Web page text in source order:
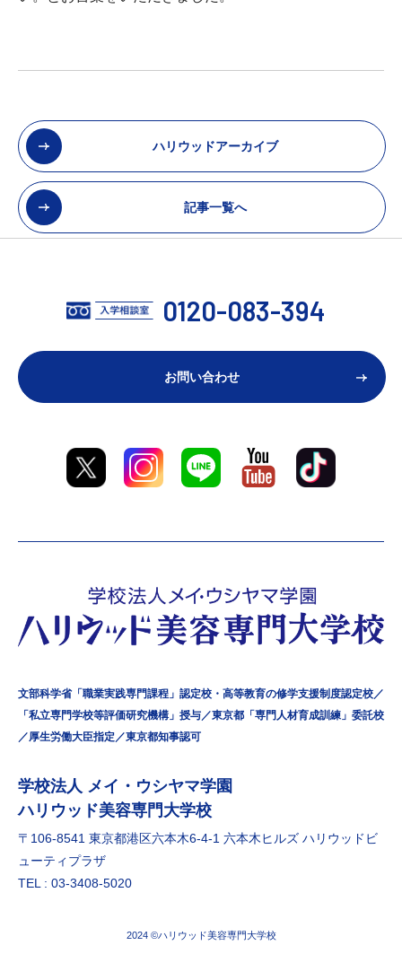
ハリウッドアーカイブ
記事一覧へ
文部科学省「職業実践専門課程」認定校・高等教育の修学支援制度認定校／
「私立専門学校等評価研究機構」授与／東京都「専門人材育成訓練」委託校
／厚生労働大臣指定／東京都知事認可
学校法⼈ メイ・ウシヤマ学園
ハリウッド美容専門大学校
〒106-8541 東京都港区六本⽊6-4-1 六本⽊ヒルズ ハリウッドビ
ューティプラザ
TEL : 03-3408-5020
0120-083-394
お問い合わせ
2024 ©ハリウッド美容専門大学校